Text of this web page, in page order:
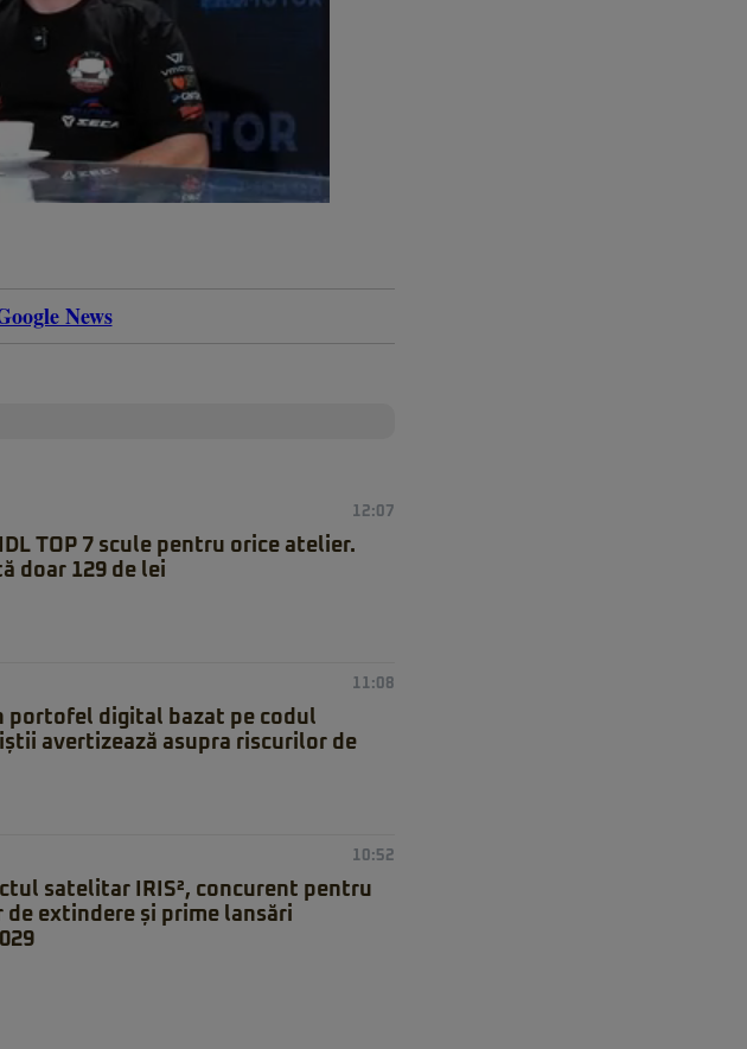
News
12:07
TOP 7 scule pentru orice atelier.
doar 129 de lei
11:08
portofel digital bazat pe codul
avertizează asupra riscurilor de
10:52
satelitar IRIS², concurent pentru
extindere și prime lansări